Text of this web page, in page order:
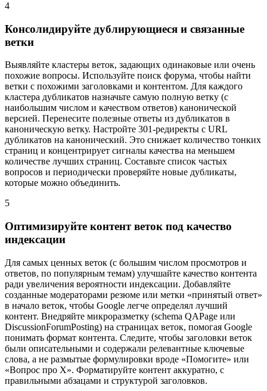
4
Консолидируйте дублирующиеся и связанные
ветки
Выявляйте кластеры веток, задающих одинаковые или очень
похожие вопросы. Используйте поиск форума, чтобы найти
ветки с похожими заголовками и контентом. Для каждого
кластера дубликатов назначьте самую полную ветку (с
наибольшим числом и качеством ответов) канонической
версией. Перенесите полезные ответы из дубликатов в
каноническую ветку. Настройте 301-редиректы с URL
дубликатов на канонический. Это снижает количество тонких
страниц и концентрирует сигналы качества на меньшем
количестве лучших страниц. Составьте список частых
вопросов и периодически проверяйте новые дубликаты,
которые можно объединить.
5
Оптимизируйте контент веток под качество
индексации
Для самых ценных веток (с большим числом просмотров и
ответов, по популярным темам) улучшайте качество контента
ради увеличения вероятности индексации. Добавляйте
созданные модераторами резюме или метки «принятый ответ»
в начало веток, чтобы Google легче определял лучший
контент. Внедряйте микроразметку (schema QAPage или
DiscussionForumPosting) на страницах веток, помогая Google
понимать формат контента. Следите, чтобы заголовки веток
были описательными и содержали релевантные ключевые
слова, а не размытые формулировки вроде «Помогите» или
«Вопрос про X». Форматируйте контент аккуратно, с
правильными абзацами и структурой заголовков.